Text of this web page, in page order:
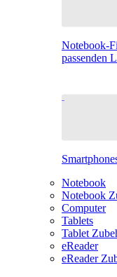
Notebook-
passenden
Notebook
Notebook
Computer
Tablets
Tablet
eReader
eReader